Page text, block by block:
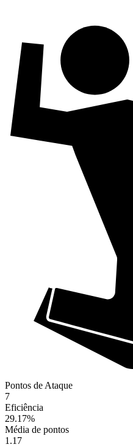
Pontos de Ataque
7
Eficiência
29.17%
Média de pontos
1.17